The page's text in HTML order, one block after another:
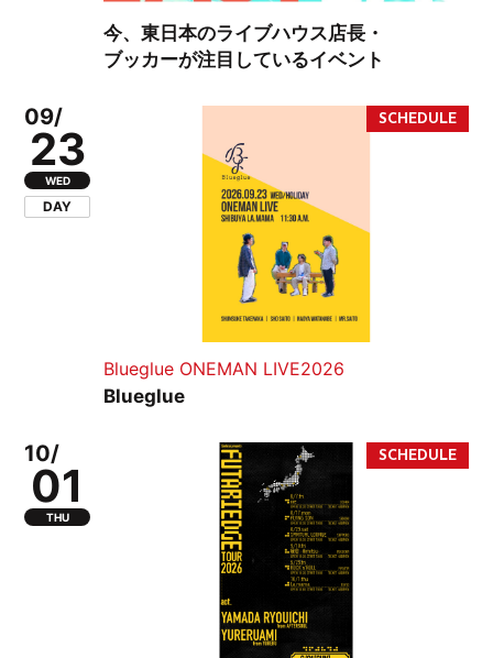
今、東日本のライブハウス店長・
ブッカーが注目しているイベント
09/
23
WED
DAY
Blueglue ONEMAN LIVE2026
Blueglue
10/
01
THU